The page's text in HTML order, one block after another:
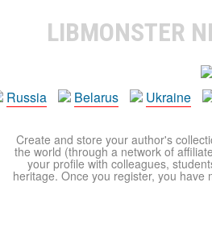
LIBMONSTER
Russia
Belarus Ukraine
Create and store your author's
the world (through a network of
your profile with colleagues,
heritage. Once you register, you